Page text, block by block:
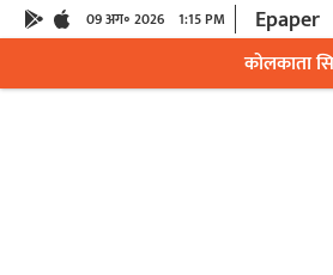
09 अग॰ 2026 1:15 PM Epaper
कोलकाता